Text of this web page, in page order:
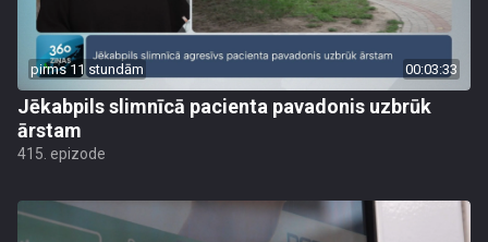
pirms 11 stundām 00:03:33
Jēkabpils slimnīcā pacienta pavadonis uzbrūk
ārstam
415. epizode